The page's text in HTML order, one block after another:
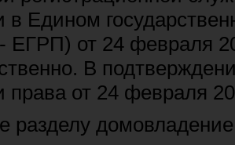
в Едином
ЕГРП) от 24 февраля
В
права от 24 февраля
разделу